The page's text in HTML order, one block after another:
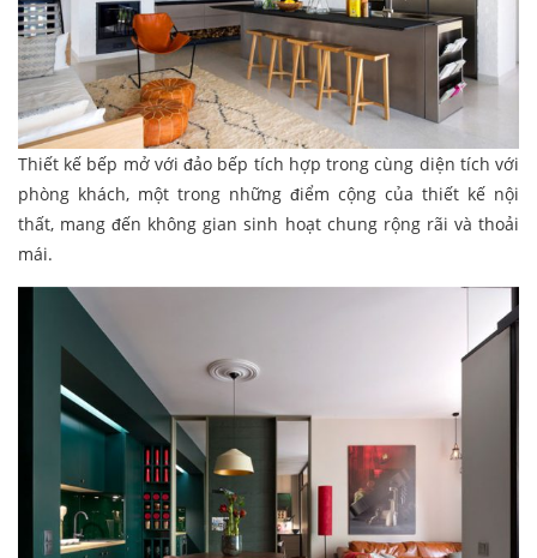
Thiết kế bếp mở với đảo bếp tích hợp trong cùng diện tích với
phòng khách, một trong những điểm cộng của thiết kế nội
thất, mang đến không gian sinh hoạt chung rộng rãi và thoải
mái.